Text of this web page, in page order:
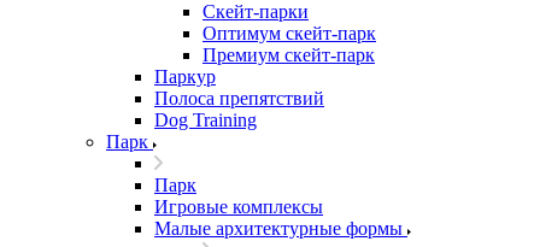
Скейт-парки
Оптимум скейт-парк
Премиум скейт-парк
Паркур
Полоса препятствий
Dog Training
Парк
Парк
Игровые комплексы
Малые архитектурные формы